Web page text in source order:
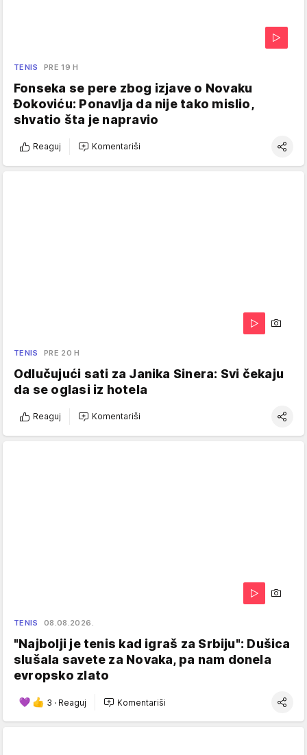
TENIS PRE 19 H
Fonseka se pere zbog izjave o Novaku
Đokoviću: Ponavlja da nije tako mislio,
shvatio šta je napravio
Reaguj Komentariši
TENIS PRE 20 H
Odlučujući sati za Janika Sinera: Svi čekaju
da se oglasi iz hotela
Reaguj Komentariši
TENIS 08.08.2026.
"Najbolji je tenis kad igraš za Srbiju": Dušica
slušala savete za Novaka, pa nam donela
evropsko zlato
3 · Reaguj Komentariši